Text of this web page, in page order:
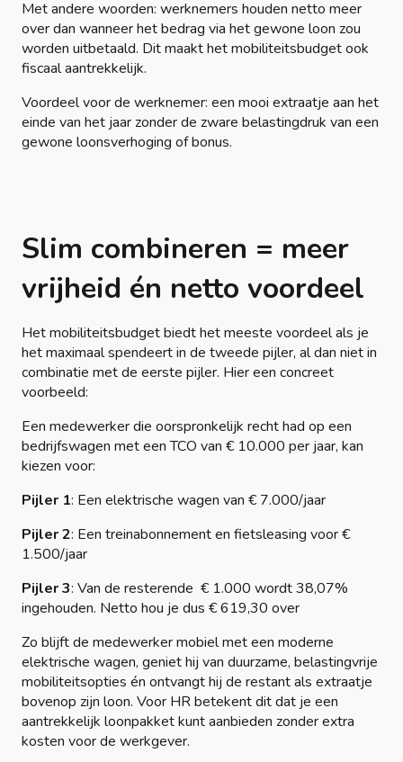
Met andere woorden: werknemers houden netto meer
over dan wanneer het bedrag via het gewone loon zou
worden uitbetaald. Dit maakt het mobiliteitsbudget ook
fiscaal aantrekkelijk.
Voordeel voor de werknemer: een mooi extraatje aan het
einde van het jaar zonder de zware belastingdruk van een
gewone loonsverhoging of bonus.
Slim combineren = meer
vrijheid én netto voordeel
Het mobiliteitsbudget biedt het meeste voordeel als je
het maximaal spendeert in de tweede pijler, al dan niet in
combinatie met de eerste pijler. Hier een concreet
voorbeeld:
Een medewerker die oorspronkelijk recht had op een
bedrijfswagen met een TCO van € 10.000 per jaar, kan
kiezen voor:
Pijler 1: Een elektrische wagen van € 7.000/jaar
Pijler 2: Een treinabonnement en fietsleasing voor €
1.500/jaar
Pijler 3: Van de resterende € 1.000 wordt 38,07%
ingehouden. Netto hou je dus € 619,30 over
Zo blijft de medewerker mobiel met een moderne
elektrische wagen, geniet hij van duurzame, belastingvrije
mobiliteitsopties én ontvangt hij de restant als extraatje
bovenop zijn loon. Voor HR betekent dit dat je een
aantrekkelijk loonpakket kunt aanbieden zonder extra
kosten voor de werkgever.